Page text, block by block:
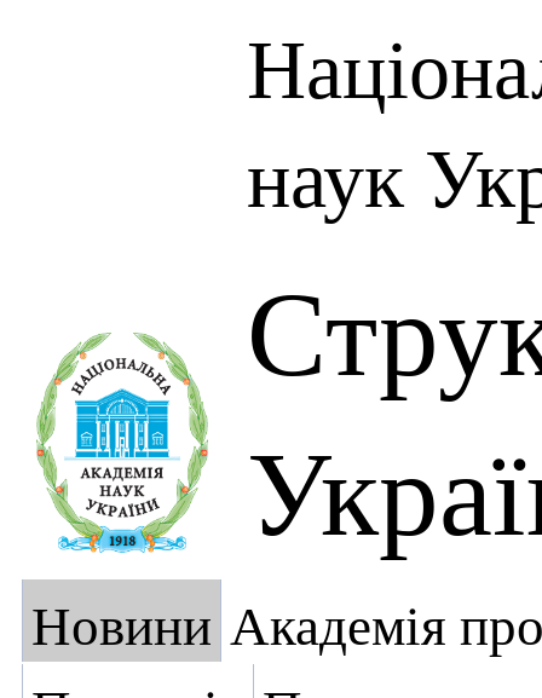
наук
Новини Академія